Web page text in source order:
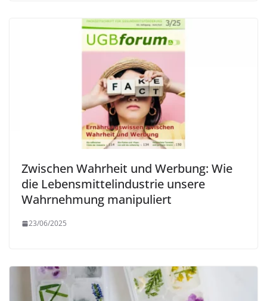
Zwischen Wahrheit und Werbung: Wie
die Lebensmittelindustrie unsere
Wahrnehmung manipuliert
23/06/2025